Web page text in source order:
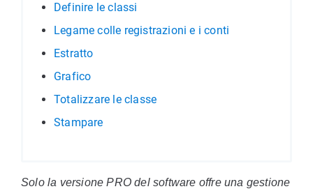
Definire le classi
Legame colle registrazioni e i conti
Estratto
Grafico
Totalizzare le classe
Stampare
Solo la versione PRO del software offre una gestione